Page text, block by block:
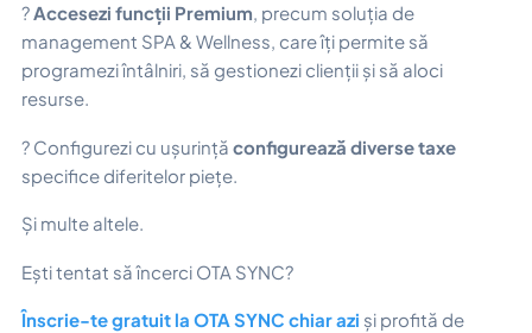
?Accesezi funcții Premium, precum soluția de
management SPA & Wellness, care îți permite să
programezi întâlniri, să gestionezi clienții și să aloci
resurse.
? Configurezi cu ușurință configurează diverse taxe
specifice diferitelor piețe.
Și multe altele.
Ești tentat să încerci OTA SYNC?
Înscrie-te gratuit la OTA SYNC chiar azi și profită de